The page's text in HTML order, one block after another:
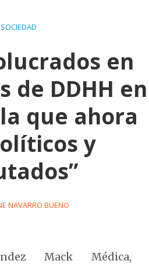
SOCIEDAD
en
de DDHH en
que ahora
y
NAVARRO BUENO
Mack Médica,